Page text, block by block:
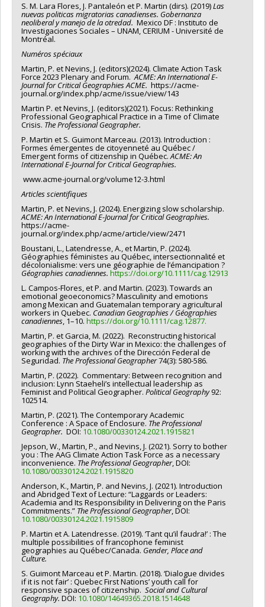
S. M. Lara Flores, J. Pantaleón et P. Martin (dirs). (2019)Las
nuevas politicas migratorias canadienses. Gobernanza
neoliberal y manejo de la otredad. Mexico DF : Instituto de
Investigaciones Sociales – UNAM, CERIUM - Université de
Montréal.
Numérosspéciaux
Martin, P. et Nevins, J. (editors)(2024). Climate Action Task
Force 2023 Plenary and Forum.ACME: An International E-
Journal for Critical Geographies ACME. https://acme-
journal.org/index.php/acme/issue/view/143
Martin P. et Nevins, J. (editors)(2021). Focus: Rethinking
Professional Geographical Practice in a Time of Climate
Crisis. The Professional Geographer.
P. Martin et S. Guimont Marceau. (2013). Introduction :
Formes émergentes de citoyenneté au Québec /
Emergent forms of citizenship in Québec.ACME: An
International E-Journal for Critical Geographies.
www.acme-journal.org/volume12-3.html
Articles scientifiques
Martin, P. et Nevins, J. (2024). Energizing slow scholarship.
ACME: An International E-Journal for Critical Geographies.
https://acme-
journal.org/index.php/acme/article/view/2471
Boustani, L., Latendresse, A., et Martin, P. (2024).
Géographies féministes au Québec, intersectionnalité et
décolonialisme: vers une géographie de l’émancipation ?
Géographies canadiennes. https://doi.org/10.1111/cag.12913
L. Campos-Flores, et P. and Martin. (2023). Towards an
emotional geoeconomics? Masculinity and emotions
among Mexican and Guatemalan temporary agricultural
workers in Quebec. Canadian Geographies / Géographies
canadiennes, 1–10. https://doi.org/10.1111/cag.12877.
Martin, P. et Garcia, M. (2022). Reconstructing historical
geographies of the Dirty War in Mexico: the challenges of
working with the archives of the Dirección Federal de
Seguridad. The Professional Geographer74(3): 580-586.
Martin, P. (2022). Commentary: Between recognition and
inclusion: Lynn Staeheli’s intellectual leadership as
Feminist and Political Geographer. Political Geography92:
102514.
Martin, P. (2021). The Contemporary Academic
Conference : A Space of Enclosure. The Professional
Geographer. DOI:10.1080/00330124.2021.1915821
Jepson, W., Martin, P., and Nevins, J. (2021). Sorry to bother
you : The AAG Climate Action Task Force as a necessary
inconvenience. The Professional Geographer, DOI:
10.1080/00330124.2021.1915820
Anderson, K., Martin, P. and Nevins, J. (2021). Introduction
and Abridged Text of Lecture: “Laggards or Leaders:
Academia and Its Responsibility in Delivering on the Paris
Commitments.” The Professional Geographer, DOI:
10.1080/00330124.2021.1915809
P. Martin et A. Latendresse. (2019). ‘Tant qu’il faudra!’ : The
multiple possibilities of francophone feminist
geographies au Québec/Canada. Gender, Place and
Culture.
S. Guimont Marceau et P. Martin. (2018). ‘Dialogue divides
if it is not fair’ : Quebec First Nations’ youth call for
responsive spaces of citizenship. Socialand Cultural
Geography. DOI: 10.1080/14649365.2018.1514648